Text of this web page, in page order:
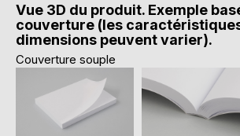
Vue 3D du produit. Exemple
couverture (les
dimensions peuvent varier).
Couverture souple